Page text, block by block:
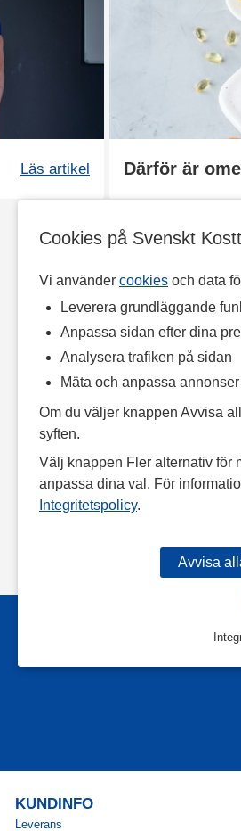
Cookies på Svenskt
Vi använder cookies och data
Leverera grundläggande
Anpassa sidan efter dina
Analysera trafiken på sidan
Mäta och anpassa
Om du väljer knappen Avvisa
syften.
Välj knappen Fler alternativ för
anpassa dina val. För
Integritetspolicy.
Läs artikel Därför är
KUNDINFO
Leverans